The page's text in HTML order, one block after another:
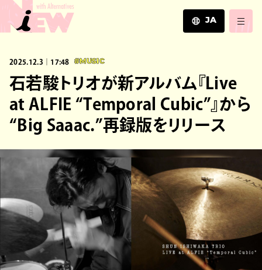
JA
ZH
2025.12.3｜17:48 #MUSIC
石若駿トリオが新アルバム『Live
at ALFIE “Temporal Cubic”』から
“Big Saaac.”再録版をリリース